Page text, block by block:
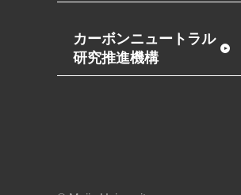
カーボンニュートラル
研究推進機構